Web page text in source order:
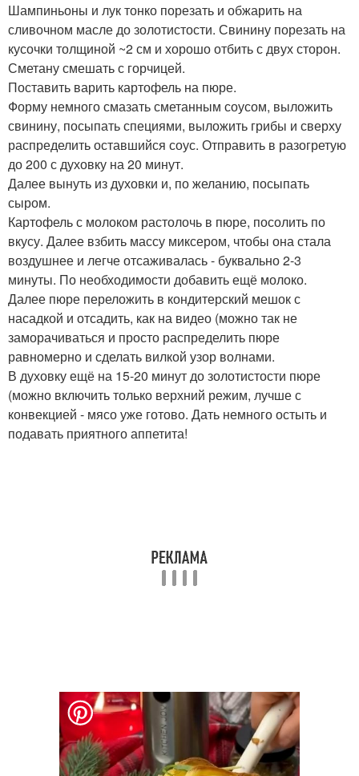
Шампиньоны и лук тонко порезать и обжарить на
сливочном масле до золотистости. Свинину порезать на
кусочки толщиной ~2 см и хорошо отбить с двух сторон.
Сметану смешать с горчицей.
Поставить варить картофель на пюре.
Форму немного смазать сметанным соусом, выложить
свинину, посыпать специями, выложить грибы и сверху
распределить оставшийся соус. Отправить в разогретую
до 200 с духовку на 20 минут.
Далее вынуть из духовки и, по желанию, посыпать
сыром.
Картофель с молоком растолочь в пюре, посолить по
вкусу. Далее взбить массу миксером, чтобы она стала
воздушнее и легче отсаживалась - буквально 2-3
минуты. По необходимости добавить ещё молоко.
Далее пюре переложить в кондитерский мешок с
насадкой и отсадить, как на видео (можно так не
заморачиваться и просто распределить пюре
равномерно и сделать вилкой узор волнами.
В духовку ещё на 15-20 минут до золотистости пюре
(можно включить только верхний режим, лучше с
конвекцией - мясо уже готово. Дать немного остыть и
подавать приятного аппетита!